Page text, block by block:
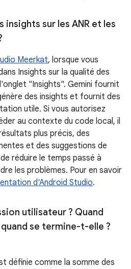
insights sur les ANR et les
Meerkat, lorsque vous
Insights sur la qualité des
"Insights". Gemini fournit
des insights et fournit des
utile. Si vous autorisez
au contexte du code local, il
plus précis, des
et des suggestions de
réduire le temps passé à
les problèmes. Pour en savoir
d'Android Studio.
utilisateur ? Quand
se termine-t-elle ?
définie comme la somme des